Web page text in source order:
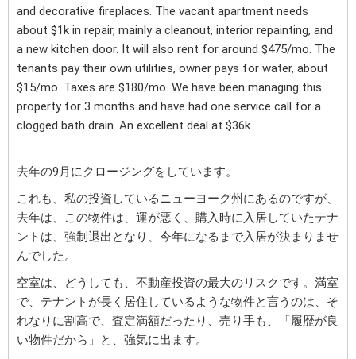
and decorative fireplaces. The vacant apartment needs
about $1k in repair, mainly a cleanout, interior repainting, and
a new kitchen door. It will also rent for around $475/mo. The
tenants pay their own utilities, owner pays for water, about
$15/mo. Taxes are $180/mo. We have been managing this
property for 3 months and have had one service call for a
clogged bath drain. An excellent deal at $36k.
去年の9月にクロージングをしています。
これも、私の投資しているニューヨーク州にあるのですが、
去年は、この物件は、運が悪く、購入時に入居していたテナ
ントは、強制退出となり、今年になるまで入居が決まりませ
んでした。
空室は、どうしても、不動産投資の最大のリスクです。満室
で、テナントが長く居住しているような物件と言うのは、そ
れなりに割高で、査定満額だったり、売り手も、「履歴が良
い物件だから」と、強気に出ます。